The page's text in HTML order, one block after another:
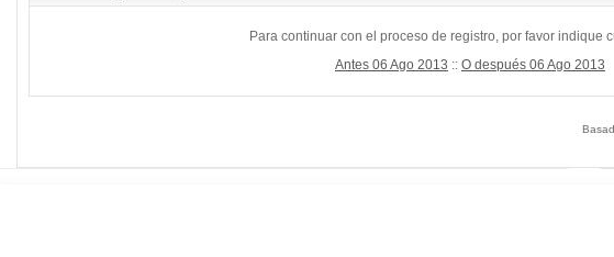
Para continuar con el proceso de registro, por favor indique
Antes 06 Ago 2013 :: O después 06 Ago 2013